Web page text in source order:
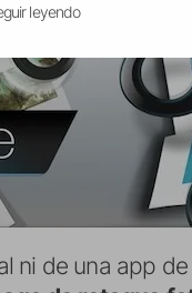
ni de una app
leyendo